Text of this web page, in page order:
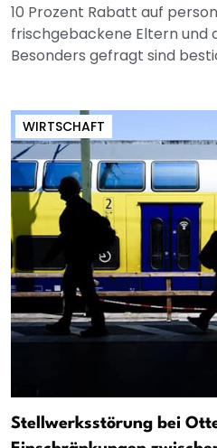
10 Prozent Rabatt auf
frischgebackene Eltern und
Besonders gefragt sind
WIRTSCHAFT
Stellwerksstörung bei